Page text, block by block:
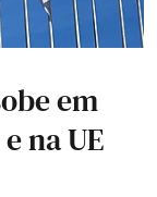
em
na UE